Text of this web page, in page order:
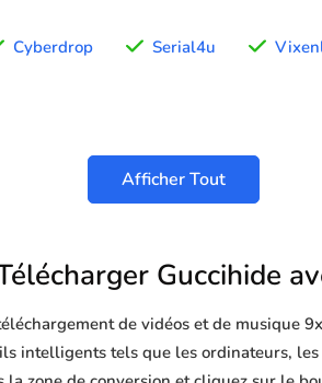
Cyberdrop Serial4u
Afficher Tout
Guccihide
de vidéos et de musique
intelligents tels que les ordinateurs,